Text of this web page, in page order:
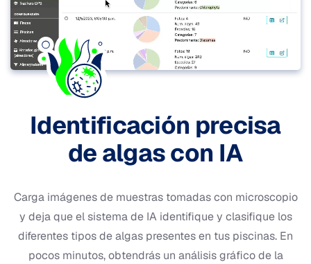
Identificación precisa
de algas con IA
Carga imágenes de muestras tomadas con microscopio
y deja que el sistema de IA identifique y clasifique los
diferentes tipos de algas presentes en tus piscinas. En
pocos minutos, obtendrás un análisis gráfico de la